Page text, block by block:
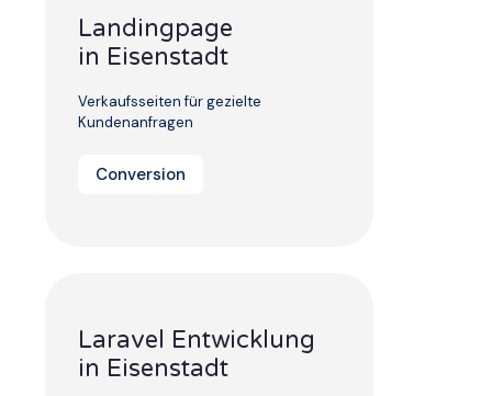
Landingpage
in Eisenstadt
Verkaufsseiten für gezielte
Kundenanfragen
Conversion
Laravel Entwicklung
in Eisenstadt